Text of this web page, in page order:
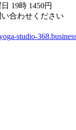
19時 1450円
合わせください
studio-